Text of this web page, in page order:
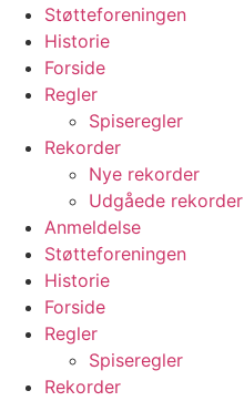
Støtteforeningen
Historie
Forside
Regler
Spiseregler
Rekorder
Nye rekorder
Udgåede rekorder
Anmeldelse
Støtteforeningen
Historie
Forside
Regler
Spiseregler
Rekorder